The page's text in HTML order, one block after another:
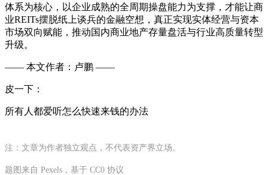
体系为核心，以企业成熟的全周期操盘能力为支撑，才能让商
业REITs摆脱纸上谈兵的金融空想，真正实现实体经营与资本
市场双向赋能，推动国内商业地产存量盘活与行业高质量转型
升级。
—— 本文作者：卢鹏 ——
皮一下：
所有人都爱听怎么快速来钱的办法
注：文章为作者独立观点，不代表资产界立场。
题图来自 Pexels，基于 CC0 协议